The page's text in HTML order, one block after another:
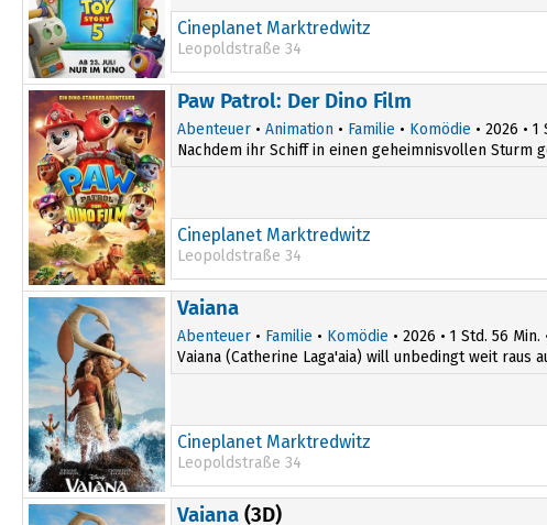
Cineplanet Marktredwitz
Leopoldstraße 34
Paw Patrol: Der Dino Film
Abenteuer • Animation • Familie • Komödie • 2026 •
Nachdem ihr Schiff in einen geheimnisvollen Sturm
Cineplanet Marktredwitz
Leopoldstraße 34
15:30
Vaiana
Abenteuer • Familie • Komödie • 2026 • 1 Std. 56 Min.
Vaiana (Catherine Laga'aia) will unbedingt weit raus
Cineplanet Marktredwitz
Leopoldstraße 34
Vaiana (3D)